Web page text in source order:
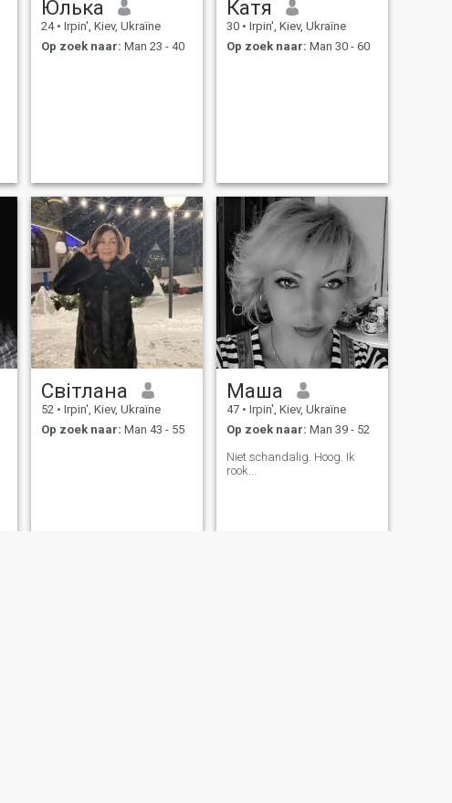
Юлька
24 • Irpin', Kiev, Ukraïne
Op zoek naar: Man 23 - 40
Катя
30 • Irpin', Kiev, Ukraïne
Op zoek naar: Man 30 - 60
Світлана
52 • Irpin', Kiev, Ukraïne
Op zoek naar: Man 43 - 55
Маша
47 • Irpin', Kiev, Ukraïne
Op zoek naar: Man 39 - 52
Niet schandalig. Hoog. Ik
rook...